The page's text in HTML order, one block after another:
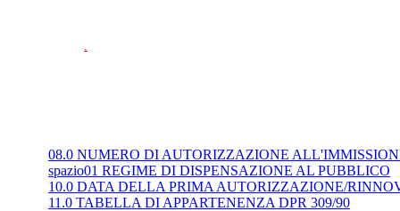
.
08.0 NUMERO DI AUTORIZZAZIONE
spazio01 REGIME DI DISPENSAZIONE AL PUBBLICO
10.0 DATA DELLA PRIMA AUTORIZZAZIONE/
11.0 TABELLA DI APPARTENENZA DPR 309/90